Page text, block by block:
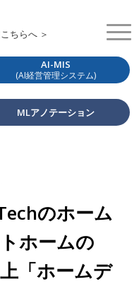
ちらへ ＞
AI-MIS
(AI経営管理システム)
MLアノテーション
のホーム
ホームの
「ホームデ